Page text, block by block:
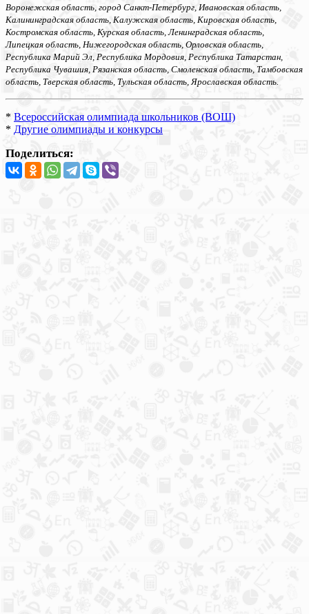
Воронежская область, город Санкт-Петербург, Ивановская область,
Калининградская область, Калужская область, Кировская область,
Костромская область, Курская область, Ленинградская область,
Липецкая область, Нижегородская область, Орловская область,
Республика Марий Эл, Республика Мордовия, Республика Татарстан,
Республика Чувашия, Рязанская область, Смоленская область, Тамбовская
область, Тверская область, Тульская область, Ярославская область.
* Всероссийская олимпиада школьников (ВОШ)
* Другие олимпиады и конкурсы
Поделиться: